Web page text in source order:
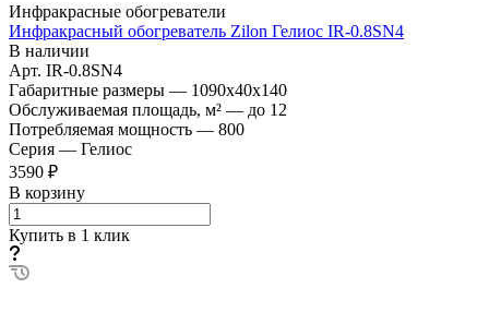
Инфракрасные обогреватели
Инфракрасный обогреватель Zilon Гелиос IR-0.8SN4
В наличии
Арт. IR-0.8SN4
Габаритные размеры — 1090x40x140
Обслуживаемая площадь, м² — до 12
Потребляемая мощность — 800
Серия — Гелиос
3590 ₽
В корзину
Купить в 1 клик